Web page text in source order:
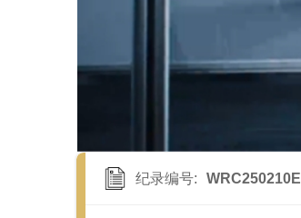
纪录编号: WRC250210E